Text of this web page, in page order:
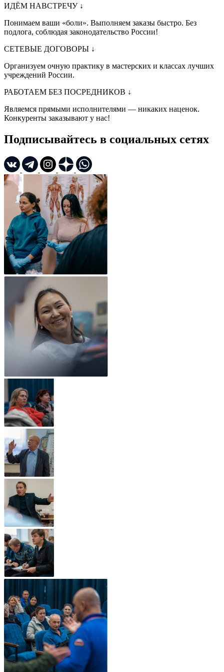
ИДЁМ НАВСТРЕЧУ ↓
Понимаем ваши «боли». Выполняем заказы быстро. Без
подлога, соблюдая законодательство России!
СЕТЕВЫЕ ДОГОВОРЫ ↓
Организуем очную практику в мастерских и классах лучших
учреждений России.
РАБОТАЕМ БЕЗ ПОСРЕДНИКОВ ↓
Являемся прямыми исполнителями — никаких наценок.
Конкуренты заказывают у нас!
Подписывайтесь в социальных сетях